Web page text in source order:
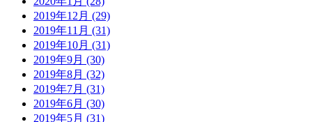
2019年12月 (29)
2019年11月 (31)
2019年10月 (31)
2019年9月 (30)
2019年8月 (32)
2019年7月 (31)
2019年6月 (30)
2019年5月 (31)